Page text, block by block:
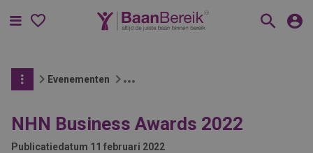
Menu
Evenementen
NHN Business Awards 2022
Publicatiedatum 11 februari 2022